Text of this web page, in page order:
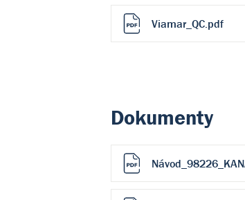
Viamar_QC.pdf
Dokumenty